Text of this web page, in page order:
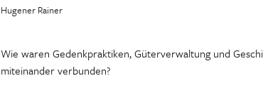
Hugener Rainer
Wie waren Gedenkpraktiken, Güterverwaltung und
miteinander verbunden?